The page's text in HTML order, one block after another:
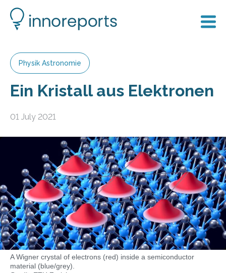
Physik Astronomie
Ein Kristall aus Elektronen
01 July 2021
A Wigner crystal of electrons (red) inside a semiconductor
material (blue/grey).